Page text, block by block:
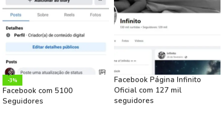
-3%
Facebook com 5100
Seguidores
Facebook Página Infinito
Oficial com 127 mil
seguidores